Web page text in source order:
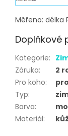
Měřeno: délka
Doplňkové
Kategorie:
Záruka:
2
Pro koho:
Typ:
Barva:
Materiál: